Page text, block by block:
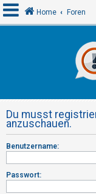
e
l
d
e
n
Home Foren
Du musst
anzuschauen.
Benutzername:
Passwort: